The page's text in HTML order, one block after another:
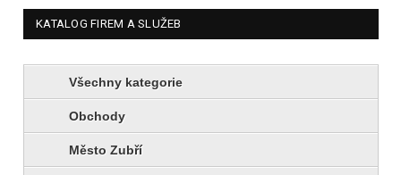
KATALOG FIREM A SLUŽEB
Všechny kategorie
Obchody
Město Zubří